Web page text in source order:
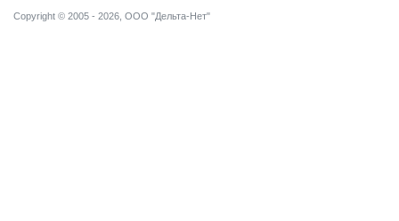
Copyright © 2005 - 2026, ООО "Дельта-Нет"